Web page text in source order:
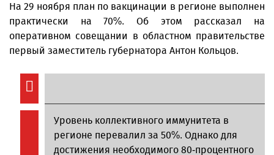
На 29 ноября план по вакцинации в регионе выполнен
практически на 70%. Об этом рассказал на
оперативном совещании в областном правительстве
первый заместитель губернатора Антон Кольцов.
Уровень коллективного иммунитета в
регионе перевалил за 50%. Однако для
достижения необходимого 80-процентного